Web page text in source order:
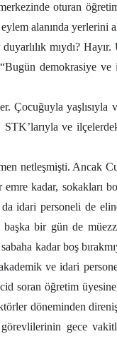
oturan
alanında yerlerini
mıydı?
demokrasiye ve
Çocuğuyla yaşlısıyla
STK’larıyla ve
netleşmişti. Ancak
kadar, sokakları
idari personeli de
bir gün de
kadar boş
ve idari
soran öğretim
döneminden direniş
gece